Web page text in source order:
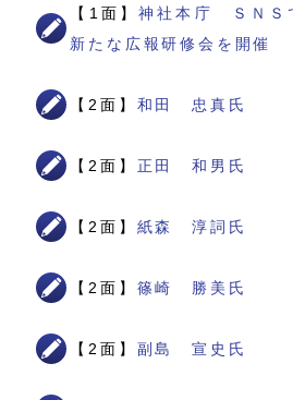
【1面】神社本庁 ＳＮＳ
新たな広報研修会を開催
【2面】 和田 忠真氏
【2面】 正田 和男氏
【2面】 紙森 淳詞氏
【2面】 篠崎 勝美氏
【2面】 副島 宣史氏